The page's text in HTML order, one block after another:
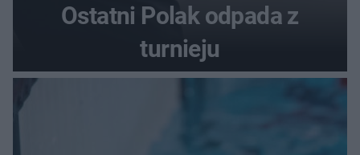
Ostatni Polak odpada z
turnieju